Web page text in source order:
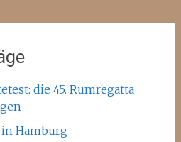
die 45. Rumregatta
Hamburg